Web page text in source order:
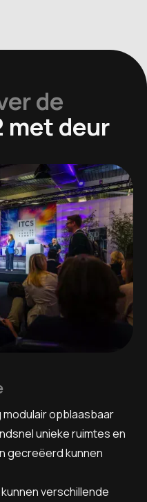
de
met deur
modulair opblaasbaar
unieke ruimtes en
gecreëerd kunnen
verschillende